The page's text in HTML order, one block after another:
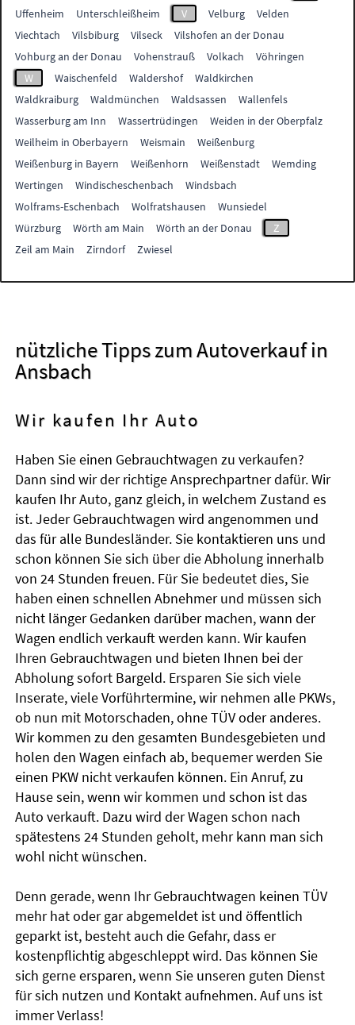
Uffenheim Unterschleißheim V Velburg
Velden
Viechtach
Vilsbiburg Vilseck
Vilshofen an der Donau
Vohburg an der Donau
Vohenstrauß Volkach
Vöhringen
W
Waischenfeld Waldershof
Waldkirchen
Waldkraiburg
Waldmünchen Waldsassen
Wallenfels
Wasserburg am Inn
Wassertrüdingen
Weiden in der Oberpfalz
Weilheim in Oberbayern
Weismain
Weißenburg
Weißenburg in Bayern
Weißenhorn Weißenstadt
Wemding
Wertingen
Windischeschenbach
Windsbach
Wolframs-Eschenbach
Wolfratshausen
Wunsiedel
Würzburg
Wörth am Main Wörth an der Donau
Z
Zeil am Main
Zirndorf Zwiesel
nützliche Tipps zum Autoverkauf in
Ansbach
Wir kaufen Ihr Auto
Haben Sie einen Gebrauchtwagen zu verkaufen?
Dann sind wir der richtige Ansprechpartner dafür. Wir
kaufen Ihr Auto, ganz gleich, in welchem Zustand es
ist. Jeder Gebrauchtwagen wird angenommen und
das für alle Bundesländer. Sie kontaktieren uns und
schon können Sie sich über die Abholung innerhalb
von 24 Stunden freuen. Für Sie bedeutet dies, Sie
haben einen schnellen Abnehmer und müssen sich
nicht länger Gedanken darüber machen, wann der
Wagen endlich verkauft werden kann. Wir kaufen
Ihren Gebrauchtwagen und bieten Ihnen bei der
Abholung sofort Bargeld. Ersparen Sie sich viele
Inserate, viele Vorführtermine, wir nehmen alle PKWs,
ob nun mit Motorschaden, ohne TÜV oder anderes.
Wir kommen zu den gesamten Bundesgebieten und
holen den Wagen einfach ab, bequemer werden Sie
einen PKW nicht verkaufen können. Ein Anruf, zu
Hause sein, wenn wir kommen und schon ist das
Auto verkauft. Dazu wird der Wagen schon nach
spätestens 24 Stunden geholt, mehr kann man sich
wohl nicht wünschen.
Denn gerade, wenn Ihr Gebrauchtwagen keinen TÜV
mehr hat oder gar abgemeldet ist und öffentlich
geparkt ist, besteht auch die Gefahr, dass er
kostenpflichtig abgeschleppt wird. Das können Sie
sich gerne ersparen, wenn Sie unseren guten Dienst
für sich nutzen und Kontakt aufnehmen. Auf uns ist
immer Verlass!